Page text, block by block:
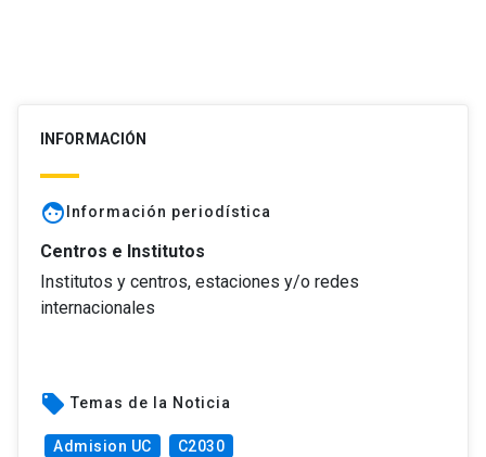
INFORMACIÓN
face Información periodística
Centros e Institutos
Institutos y centros, estaciones y/o redes
internacionales
local_offer Temas de la Noticia
Admision UC C2030